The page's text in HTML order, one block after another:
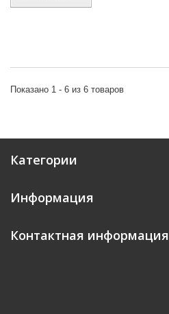
Показано 1 - 6 из 6 товаров
Категории
Информация
Контактная информация